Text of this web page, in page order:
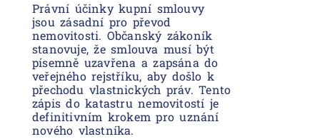
Právní účinky kupní smlouvy
jsou zásadní pro převod
nemovitosti. Občanský zákoník
stanovuje, že smlouva musí být
písemně uzavřena a zapsána do
veřejného rejstříku, aby došlo k
přechodu vlastnických práv. Tento
zápis do katastru nemovitostí je
definitivním krokem pro uznání
nového vlastníka.